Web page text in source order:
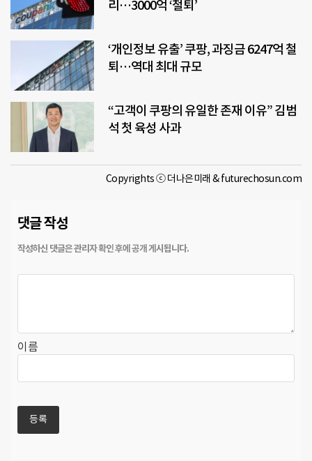
리…3000억 ‘철퇴’
‘개인정보 유출’ 쿠팡, 과징금 6247억 철
퇴…역대 최대 규모
“고객이 쿠팡의 유일한 존재 이유” 김범
석 첫 육성 사과
Copyrights ⓒ 더나은미래 & futurechosun.com
댓글 작성
이름